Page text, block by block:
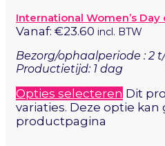
International Women’s Day
Vanaf: €23.60 incl. BTW
Bezorg/ophaalperiode : 2
Productietijd: 1 dag
Opties selecteren Dit
variaties. Deze optie
productpagina